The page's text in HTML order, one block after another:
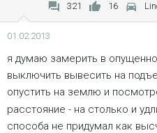
321 16
01.02.2013
я думаю замерить в
выключить вывесить на
опустить на землю и
расстояние - на столько и
способа не придумал как